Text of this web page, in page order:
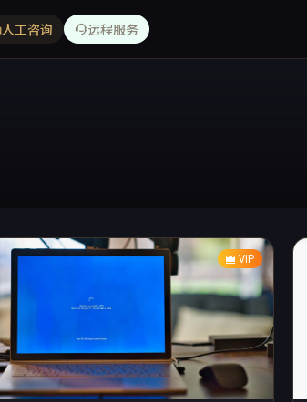
人工咨询 远程服务
VIP